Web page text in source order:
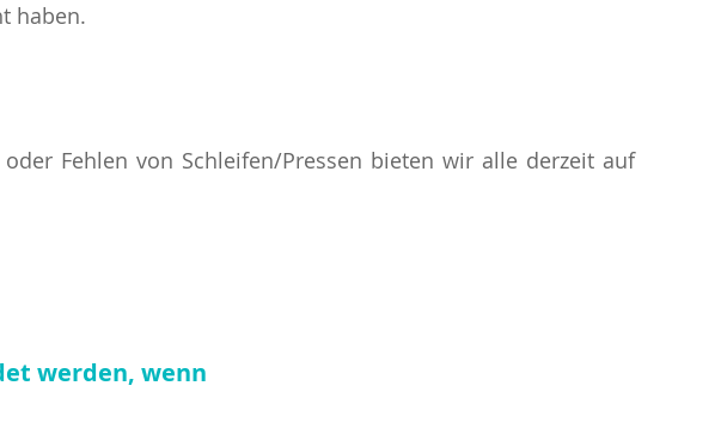
haben.
Fehlen von Schleifen/Pressen bieten wir alle derzeit auf
werden, wenn